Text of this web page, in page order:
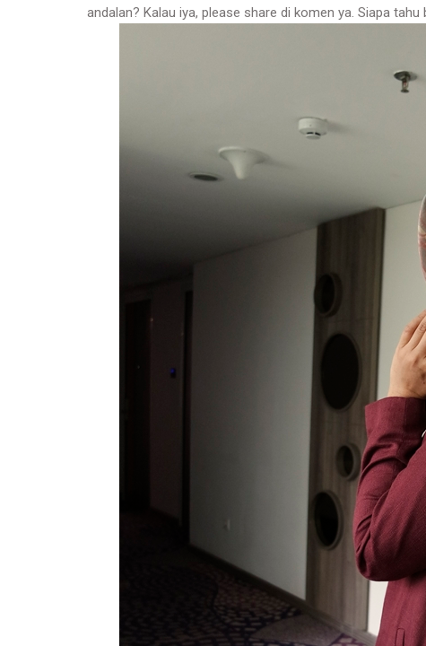
andalan? Kalau iya, please share di komen ya. Siapa